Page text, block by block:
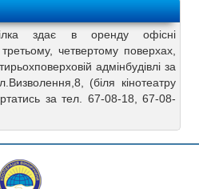
здає в оренду офісні
четвертому поверхах,
адмінбудівлі за
(біля кінотеатру
за тел. 67-08-18, 67-08-